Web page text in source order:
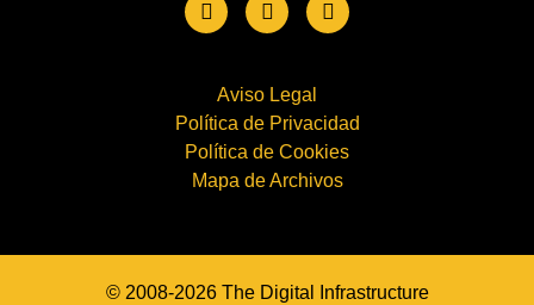
Aviso Legal
Política de Privacidad
Política de Cookies
Mapa de Archivos
© 2008-2026 The Digital Infrastructure